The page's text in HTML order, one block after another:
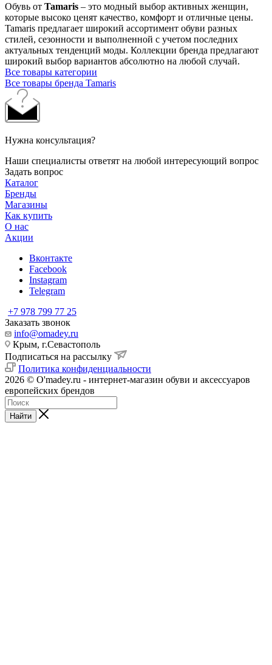
Обувь от Tamaris – это модный выбор активных женщин,
которые высоко ценят качество, комфорт и отличные цены.
Tamaris предлагает широкий ассортимент обуви разных
стилей, сезонности и выполненной с учетом последних
актуальных тенденций моды. Коллекции бренда предлагают
широкий выбор вариантов абсолютно на любой случай.
Все товары категории
Все товары бренда Tamaris
Нужна консультация?
Наши специалисты ответят на любой интересующий вопрос
Задать вопрос
Каталог
Бренды
Магазины
Как купить
О нас
Акции
Вконтакте
Facebook
Instagram
Telegram
+7 978 799 77 25
Заказать звонок
info@omadey.ru
Крым, г.Севастополь
Подписаться на рассылку
Политика конфиденциальности
2026 © O'madey.ru - интернет-магазин обуви и аксессуаров
европейских брендов
Найти